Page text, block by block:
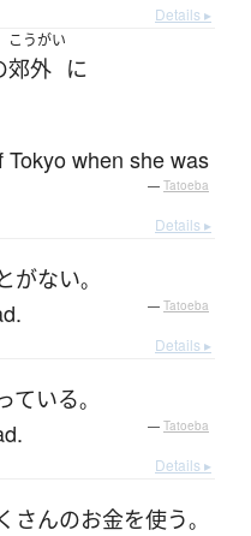
Details ▸
こうがい
郊外 に
when she was
— Tatoeba
Details ▸
がない。
— Tatoeba
Details ▸
ている。
— Tatoeba
Details ▸
さんのお金を使う。